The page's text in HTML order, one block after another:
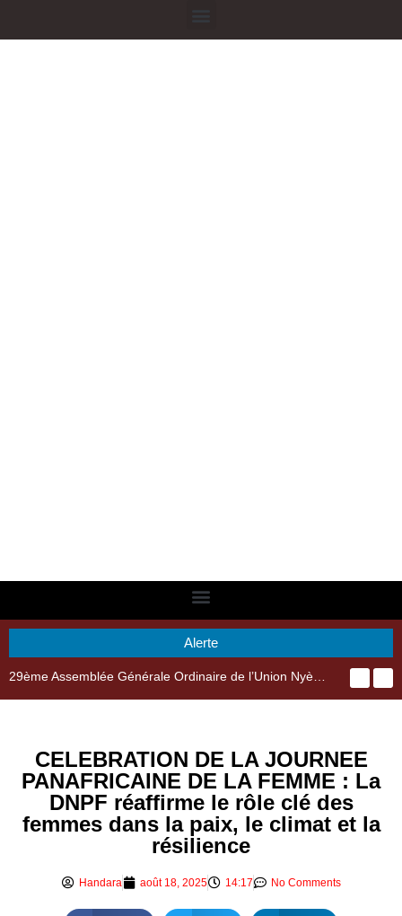
Alerte
CELEBRATION DE LA JOURNEE
PANAFRICAINE DE LA FEMME : La
DNPF réaffirme le rôle clé des
femmes dans la paix, le climat et la
résilience
Handara août 18, 2025 14:17 No Comments